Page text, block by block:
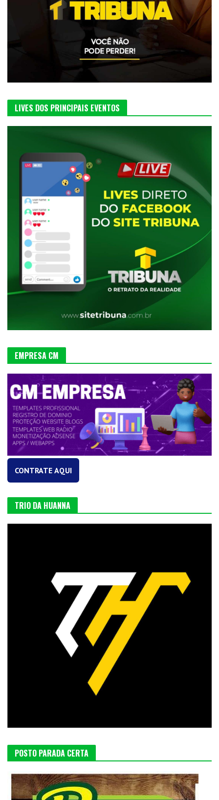
LIVES DOS PRINCIPAIS EVENTOS
EMPRESA CM
CONTRATE AQUI
TRIO DA HUANNA
POSTO PARADA CERTA